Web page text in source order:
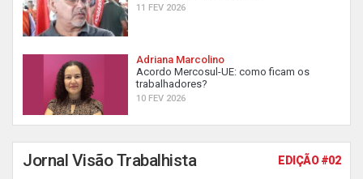
11 FEV 2026
Adriana Marcolino
Acordo Mercosul-UE: como ficam os
trabalhadores?
10 FEV 2026
Jornal Visão Trabalhista EDIÇÃO #02